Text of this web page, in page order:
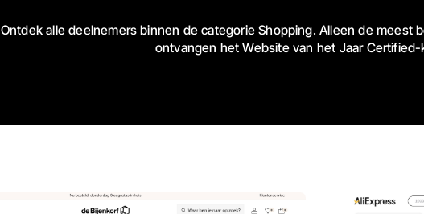
Ontdek alle deelnemers binnen de categorie Shopping. Alleen de meest
ontvangen het Website van het Jaar Certified-